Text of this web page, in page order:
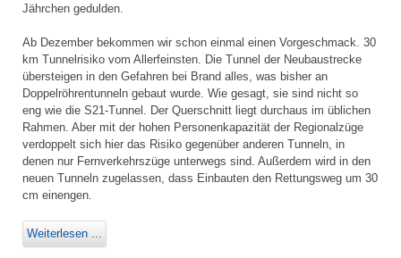
Jährchen gedulden.
Ab Dezember bekommen wir schon einmal einen Vorgeschmack. 30
km Tunnelrisiko vom Allerfeinsten. Die Tunnel der Neubaustrecke
übersteigen in den Gefahren bei Brand alles, was bisher an
Doppelröhrentunneln gebaut wurde. Wie gesagt, sie sind nicht so
eng wie die S21-Tunnel. Der Querschnitt liegt durchaus im üblichen
Rahmen. Aber mit der hohen Personenkapazität der Regionalzüge
verdoppelt sich hier das Risiko gegenüber anderen Tunneln, in
denen nur Fernverkehrszüge unterwegs sind. Außerdem wird in den
neuen Tunneln zugelassen, dass Einbauten den Rettungsweg um 30
cm einengen.
Weiterlesen ...